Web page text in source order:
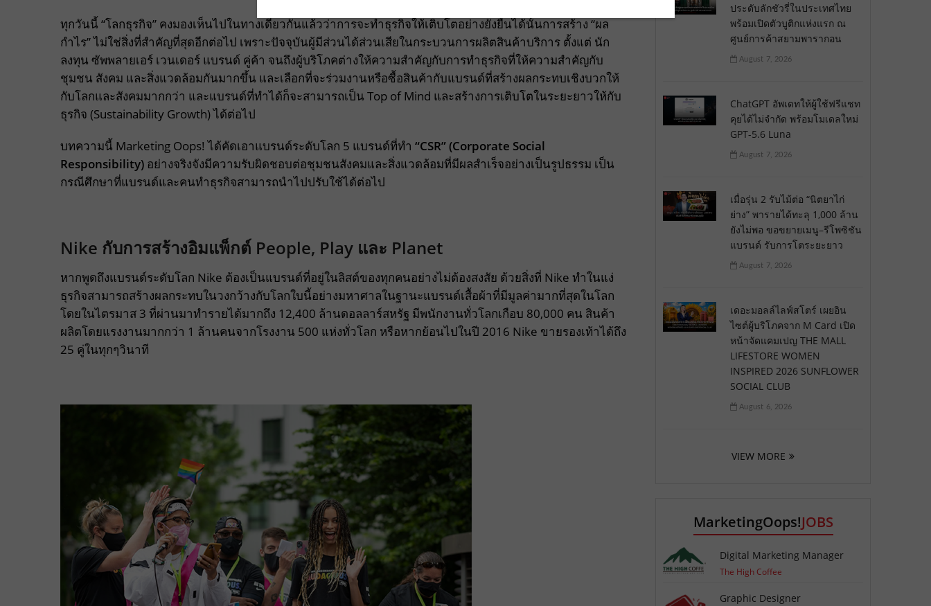
ทุกวันนี้ “โลกธุรกิจ” คงมองเห็นไปในทางเดียวกันแล้วว่าการจะทำธุรกิจให้เติบโตอย่างยั่งยืนได้นั้นการสร้าง “ผล
กำไร” ไม่ใช่สิ่งที่สำคัญที่สุดอีกต่อไป เพราะปัจจุบันผู้มีส่วนได้ส่วนเสียในกระบวนการผลิตสินค้าบริการ ตั้งแต่ นัก
ลงทุน ซัพพลายเอร์ เวนเดอร์ แบรนด์ คู่ค้า จนถึงผู้บริโภคต่างให้ความสำคัญกับการทำธุรกิจที่ให้ความสำคัญกับ
ชุมชน สังคม และสิ่งแวดล้อมกันมากขึ้น และเลือกที่จะร่วมงานหรือซื้อสินค้ากับแบรนด์ที่สร้างผลกระทบเชิงบวกให้
กับโลกและสังคมมากกว่า และแบรนด์ที่ทำได้ก็จะสามารถเป็น Top of Mind และสร้างการเติบโตในระยะยาวให้กับ
ธุรกิจ (Sustainability Growth) ได้ต่อไป
บทความนี้ Marketing Oops! ได้คัดเอาแบรนด์ระดับโลก 5 แบรนด์ที่ทำ “CSR” (Corporate Social
Responsibility) อย่างจริงจังมีความรับผิดชอบต่อชุมชนสังคมและสิ่งแวดล้อมที่มีผลสำเร็จอย่างเป็นรูปธรรม เป็น
กรณีศึกษาที่แบรนด์และคนทำธุรกิจสามารถนำไปปรับใช้ได้ต่อไป
Nike กับการสร้างอิมแพ็กต์ People, Play และ Planet
หากพูดถึงแบรนด์ระดับโลก Nike ต้องเป็นแบรนด์ที่อยู่ในลิสต์ของทุกคนอย่างไม่ต้องสงสัย ด้วยสิ่งที่ Nike ทำในแง่
ธุรกิจสามารถสร้างผลกระทบในวงกว้างกับโลกใบนี้อย่างมหาศาลในฐานะแบรนด์เสื้อผ้าที่มีมูลค่ามากที่สุดในโลก
โดยในไตรมาส 3 ที่ผ่านมาทำรายได้มากถึง 12,400 ล้านดอลลาร์สหรัฐ มีพนักงานทั่วโลกเกือบ 80,000 คน สินค้า
ผลิตโดยแรงงานมากกว่า 1 ล้านคนจากโรงงาน 500 แห่งทั่วโลก หรือหากย้อนไปในปี 2016 Nike ขายรองเท้าได้ถึง
25 คู่ในทุกๆวินาที
ประดับลักชัวรี่ในประเทศไทย
พร้อมเปิดตัวบูติกแห่งแรก ณ
ศูนย์การค้าสยามพารากอน
August 7, 2026
ChatGPT อัพเดทให้ผู้ใช้ฟรีแชท
คุยได้ไม่จำกัด พร้อมโมเดลใหม่
GPT-5.6 Luna
August 7, 2026
เมื่อรุ่น 2 รับไม้ต่อ “นิตยาไก่
ย่าง” พารายได้ทะลุ 1,000 ล้าน
ยังไม่พอ ขอขยายเมนู–รีโพซิชัน
แบรนด์ รับการโตระยะยาว
August 7, 2026
เดอะมอลล์ไลฟ์สโตร์ เผยอิน
ไซต์ผู้บริโภคจาก M Card เปิด
หน้าจัดแคมเปญ THE MALL
LIFESTORE WOMEN
INSPIRED 2026 SUNFLOWER
SOCIAL CLUB
August 6, 2026
VIEW MORE
MarketingOops!JOBS
Digital Marketing Manager
The High Coffee
Graphic Designer